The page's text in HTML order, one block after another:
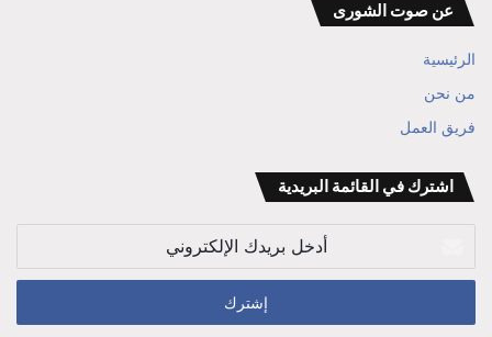
عن صوت الشورى
الرئيسية
من نحن
فريق العمل
اشترك في القائمة البريدية
الإلكتروني